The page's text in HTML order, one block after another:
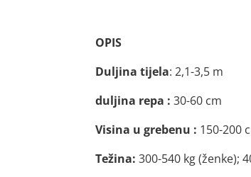
OPIS
Duljina tijela: 2,1-3,5 m
duljina repa : 30-60 cm
Visina u grebenu : 150-200
Težina: 300-540 kg (ženke);